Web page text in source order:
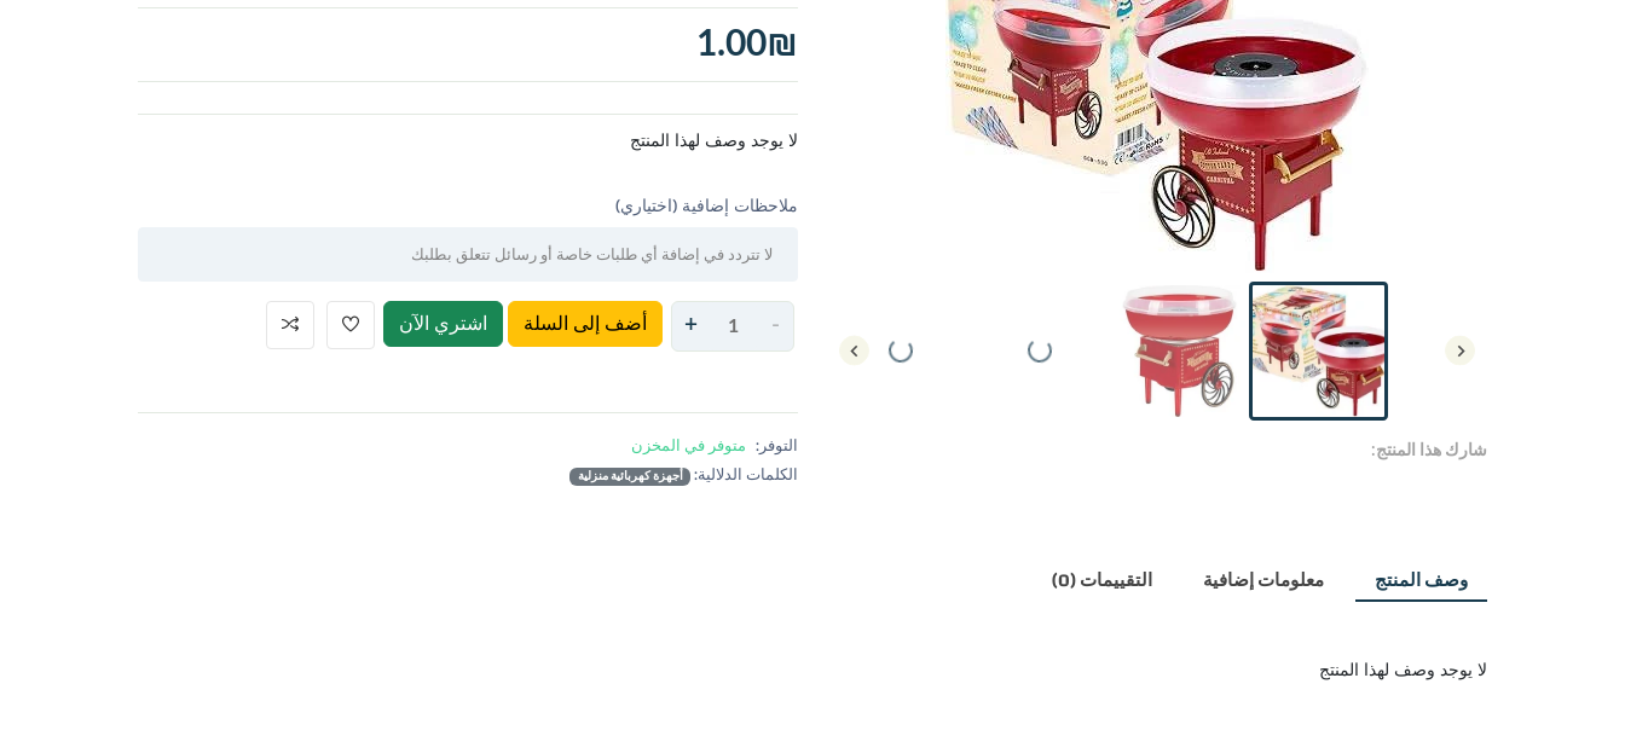
شارك هذا المنتج:
1.00₪
لا يوجد وصف لهذا المنتج
ملاحظات إضافية (اختياري)
-
+ أضف إلى السلة اشتري الآن
التوفر: متوفر في المخزن
الكلمات الدلالية:
أجهزة كهربائية منزلية
وصف المنتج معلومات إضافية التقييمات (0)
لا يوجد وصف لهذا المنتج